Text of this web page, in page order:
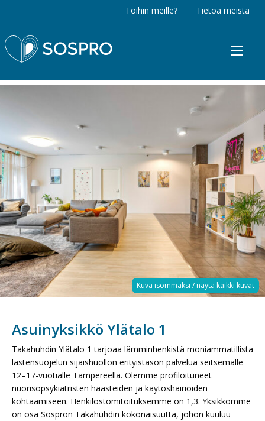
Tietoa meistä
Töihin meille?
Sospro
Asuinyksikkö Ylätalo 1
Takahuhdin Ylätalo 1 tarjoaa lämminhenkistä moniammatillista
lastensuojelun sijaishuollon erityistason palvelua seitsemälle
12–17-vuotialle Tampereella. Olemme profiloituneet
nuorisopsykiatristen haasteiden ja käytöshäiriöiden
kohtaamiseen. Henkilöstömitoituksemme on 1,3. Yksikkömme
on osa Sospron Takahuhdin kokonaisuutta, johon kuuluu